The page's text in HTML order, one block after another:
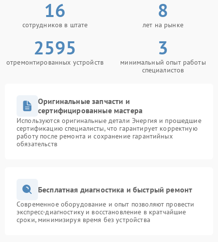
16
сотрудников в штате
8
лет на рынке
2595
отремонтированных устройств
3
минимальный опыт работы
специалистов
Оригинальные запчасти и
сертифицированные мастера
Используются оригинальные детали Энергия и прошедшие
сертификацию специалисты, что гарантирует корректную
работу после ремонта и сохранение гарантийных
обязательств
Бесплатная диагностика и быстрый ремонт
Современное оборудование и опыт позволяют провести
экспресс-диагностику и восстановление в кратчайшие
сроки, минимизируя время без устройства